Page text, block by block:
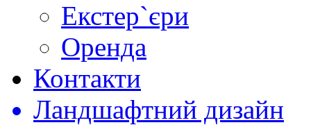
Екстер`єри
Оренда
Контакти
Ландшафтний дизайн